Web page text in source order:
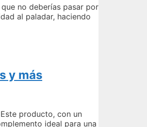
no deberías pasar por
al paladar, haciendo
y más
producto, con un
ideal para una